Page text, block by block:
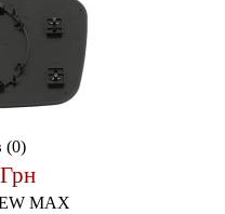
(0)
MAX